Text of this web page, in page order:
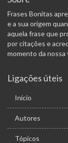
Frases Bonitas
e a sua origem
aquela frase que
por citações e
momento da nossa
Ligações úteis
Início
Autores
Tópicos